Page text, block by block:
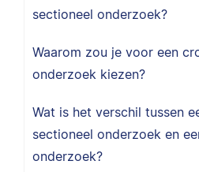
sectioneel onderzoek?
Waarom zou je voor een
onderzoek kiezen?
Wat is het verschil tussen
sectioneel onderzoek en
onderzoek?